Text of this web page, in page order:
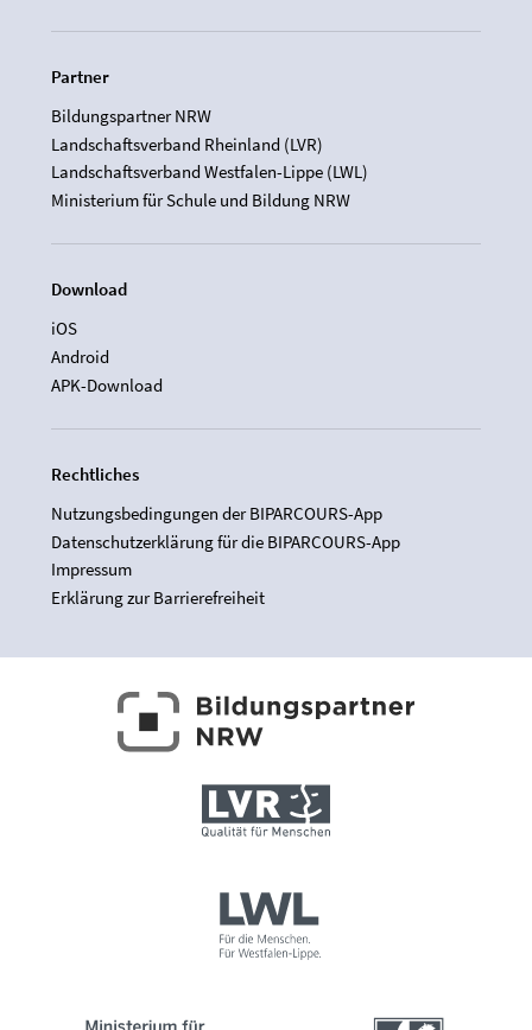
Partner
Bildungspartner NRW
Landschaftsverband Rheinland (LVR)
Landschaftsverband Westfalen-Lippe (LWL)
Ministerium für Schule und Bildung NRW
Download
iOS
Android
APK-Download
Rechtliches
Nutzungsbedingungen der BIPARCOURS-App
Datenschutzerklärung für die BIPARCOURS-App
Impressum
Erklärung zur Barrierefreiheit